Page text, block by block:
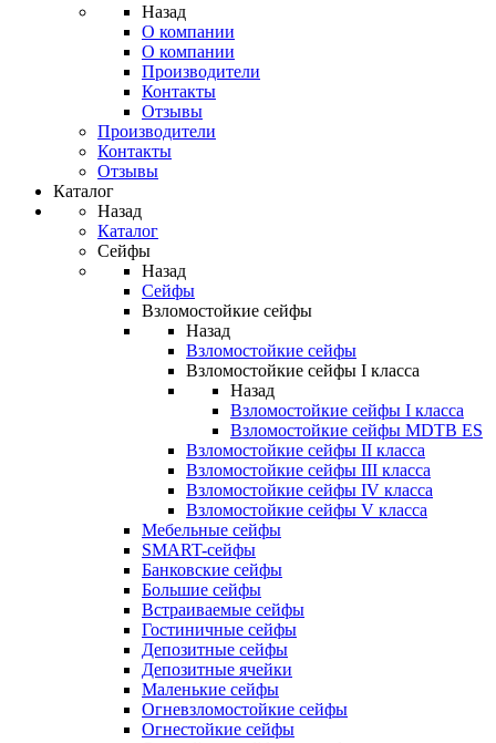
Назад
О компании
О компании
Производители
Контакты
Отзывы
Производители
Контакты
Отзывы
Каталог
Назад
Каталог
Сейфы
Назад
Сейфы
Взломостойкие сейфы
Назад
Взломостойкие сейфы
Взломостойкие сейфы I класса
Назад
Взломостойкие сейфы I класса
Взломостойкие сейфы MDTB ES
Взломостойкие сейфы II класса
Взломостойкие сейфы III класса
Взломостойкие сейфы IV класса
Взломостойкие сейфы V класса
Мебельные сейфы
SMART-сейфы
Банковские сейфы
Большие сейфы
Встраиваемые сейфы
Гостиничные сейфы
Депозитные сейфы
Депозитные ячейки
Маленькие сейфы
Огневзломостойкие сейфы
Огнестойкие сейфы